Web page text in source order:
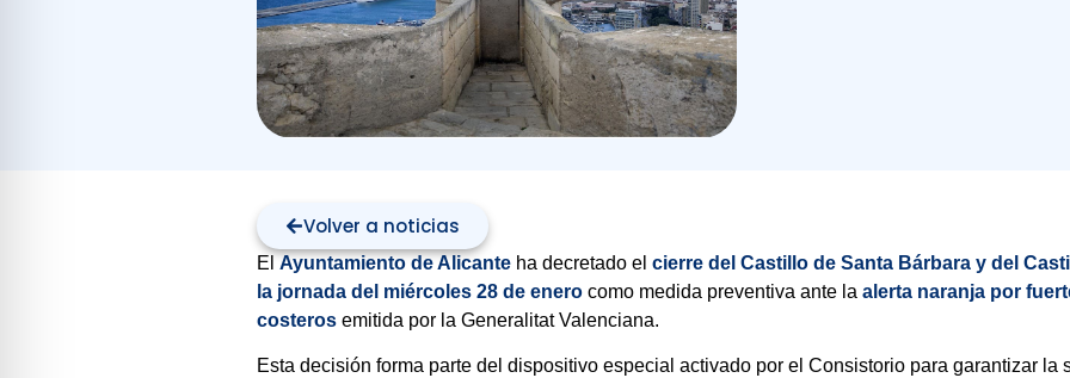
Volver a noticias
ElAyuntamiento de Alicante ha decretado elcierre del Castillo de Santa Bárbara y del
la jornada del miércoles 28 de enero como medida preventiva ante laalerta naranja por
costeros emitida por la Generalitat Valenciana.
Esta decisión forma parte del dispositivo especial activado por el Consistorio para garantizar la